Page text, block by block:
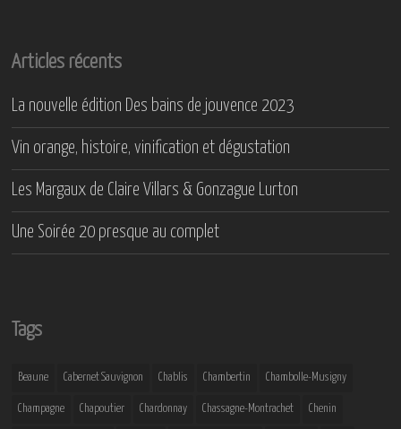
Articles récents
La nouvelle édition Des bains de jouvence 2023
Vin orange, histoire, vinification et dégustation
Les Margaux de Claire Villars & Gonzague Lurton
Une Soirée 20 presque au complet
Tags
Beaune Cabernet Sauvignon Chablis Chambertin Chambolle-Musigny
Champagne Chapoutier Chardonnay Chassagne-Montrachet Chenin